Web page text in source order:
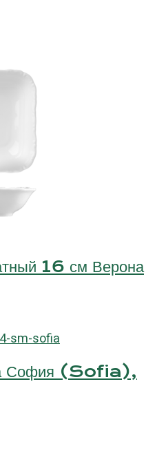
16 см Верона
София (Sofia),